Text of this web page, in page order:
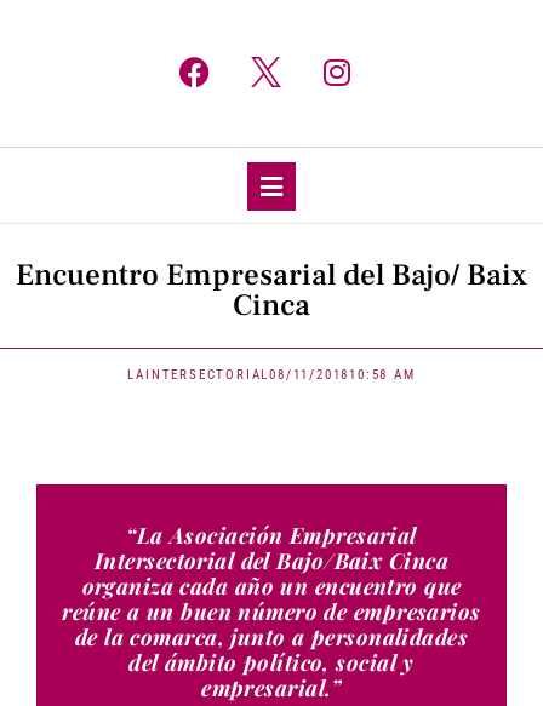
Encuentro Empresarial del Bajo/ Baix
Cinca
LAINTERSECTORIAL08/11/201810:58 AM
“La Asociación Empresarial
Intersectorial del Bajo/Baix Cinca
organiza cada año un encuentro que
reúne a un buen número de empresarios
de la comarca, junto a personalidades
del ámbito político, social y
empresarial.”